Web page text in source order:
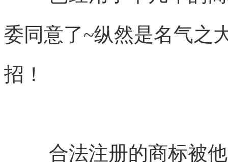
委同意了~纵然是名气之
招！
合法注册的商标被